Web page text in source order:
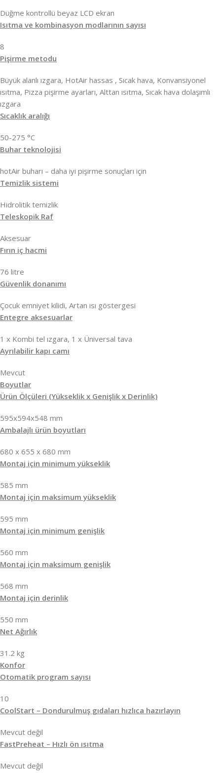
Düğme kontrollü beyaz LCD ekran
Isıtma ve kombinasyon modlarının sayısı
8
Pişirme metodu
Büyük alanlı ızgara, HotAir hassas , Sıcak hava, Konvansiyonel
ısıtma, Pizza pişirme ayarları, Alttan ısıtma, Sıcak hava dolaşımlı
ızgara
Sıcaklık aralığı
50-275 °C
Buhar teknolojisi
hotAir buharı – daha iyi pişirme sonuçları için
Temizlik sistemi
Hidrolitik temizlik
Teleskopik Raf
Aksesuar
Fırın iç hacmi
76 litre
Güvenlik donanımı
Çocuk emniyet kilidi, Artan ısı göstergesi
Entegre aksesuarlar
1 x Kombi tel ızgara, 1 x Üniversal tava
Ayrılabilir kapı camı
Mevcut
Boyutlar
Ürün Ölçüleri (Yükseklik x Genişlik x Derinlik)
595x594x548 mm
Ambalajlı ürün boyutları
680 x 655 x 680 mm
Montaj için minimum yükseklik
585 mm
Montaj için maksimum yükseklik
595 mm
Montaj için minimum genişlik
560 mm
Montaj için maksimum genişlik
568 mm
Montaj için derinlik
550 mm
Net Ağırlık
31.2 kg
Konfor
Otomatik program sayısı
10
CoolStart – Dondurulmuş gıdaları hızlıca hazırlayın
Mevcut değil
FastPreheat – Hızlı ön ısıtma
Mevcut değil